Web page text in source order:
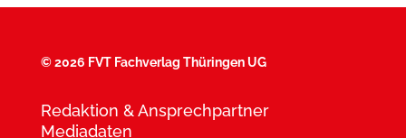
©2026 FVT Fachverlag Thüringen UG
Redaktion & Ansprechpartner
Mediadaten